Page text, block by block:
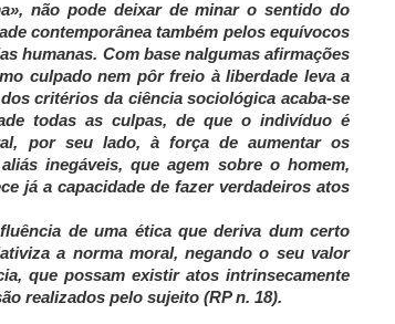
não pode deixar de minar o sentido do
contemporânea também pelos equívocos
humanas. Com base nalgumas afirmações
culpado nem pôr freio à liberdade leva a
critérios da ciência sociológica acaba-se
todas as culpas, de que o indivíduo é
por seu lado, à força de aumentar os
inegáveis, que agem sobre o homem,
já a capacidade de fazer verdadeiros atos
de uma ética que deriva dum certo
a norma moral, negando o seu valor
que possam existir atos intrinsecamente
realizados pelo sujeito (RP n. 18).